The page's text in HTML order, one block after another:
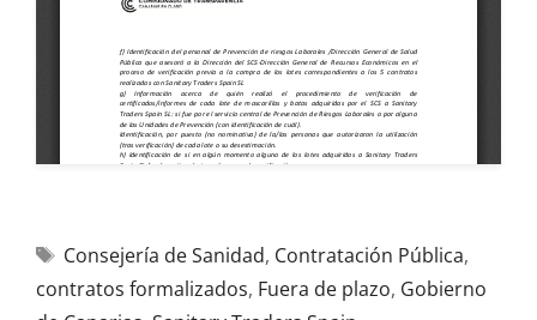
Consejería de Sanidad, Contratación Pública,
contratos formalizados, Fuera de plazo, Gobierno